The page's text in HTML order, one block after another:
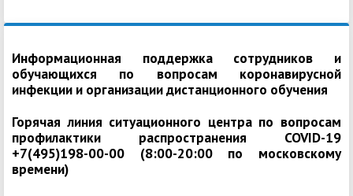
Информационная поддержка сотрудников и
обучающихся по вопросам коронавирусной
инфекции и организации дистанционного обучения
Горячая линия ситуационного центра по вопросам
профилактики распространения COVID-19
+7(495)198-00-00 (8:00-20:00 по московскому
времени)